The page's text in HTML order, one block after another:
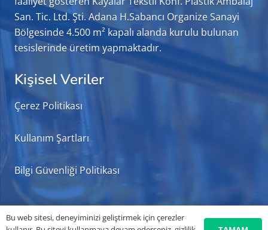
San. Tic. Ltd. Şti. Adana H.Sabancı Organize Sanayi
Bölgesinde 4.500 m² kapalı alanda kurulu bulunan
tesislerinde üretim yapmaktadır.
Kişisel Veriler
Çerez Politikası
Kullanım Şartları
Bilgi Güvenliği Politikası
İletişim
Bu web sitesi, deneyiminizi geliştirmek için çerezler